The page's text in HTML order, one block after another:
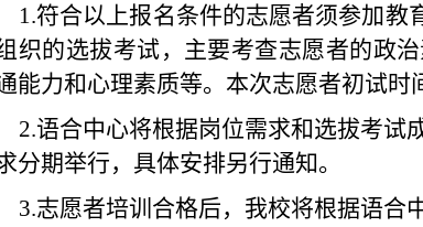
1.符合以上报名条件的志愿者须参加教
织的选拔考试，主要考查志愿者的政
能力和心理素质等。本次志愿者初试时
2.语合中心将根据岗位需求和选拔考试
分期举行，具体安排另行通知。
3.志愿者培训合格后，我校将根据语合